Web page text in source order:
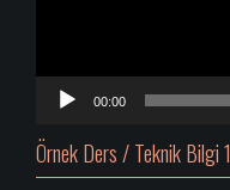
00:00
Örnek Ders / Teknik Bilgi 1